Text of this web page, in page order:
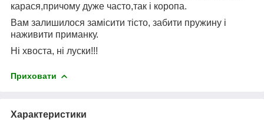
карася,причому дуже часто,так і коропа.
Вам залишилося замісити тісто, забити пружину і
наживити приманку.
Ні хвоста, ні луски!!!
Приховати
Характеристики